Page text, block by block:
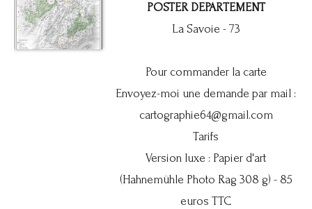
POSTER DEPARTEMENT
La Savoie - 73
Pour commander la carte
Envoyez-moi une demande par mail :
cartographie64@gmail.com
Tarifs
Version luxe : Papier d'art
(Hahnemühle Photo Rag 308 g) - 85
euros TTC